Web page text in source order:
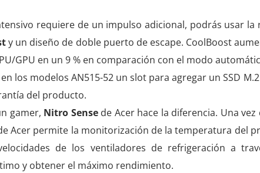
requiere de un impulso adicional, podrás usar
y un diseño de doble puerto de escape. CoolBoost
GPU en un 9 % en comparación con el modo
los modelos AN515-52 un slot para agregar un SSD
del producto.
gamer, Nitro Sensede Acer hace la diferencia. Una
Acer permite la monitorización de la temperatura del
de los ventiladores de refrigeración a
y obtener el máximo rendimiento.